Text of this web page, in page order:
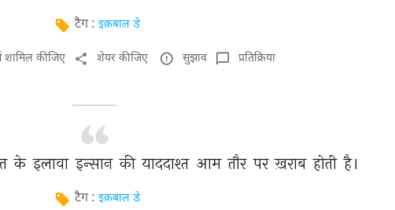
टैग : इक़बाल डे
कीजिए शेयर कीजिए सुझाव प्रतिक्रिया
के इलावा इन्सान की याददाश्त आम तौर पर ख़राब होती है।
टैग : इक़बाल डे